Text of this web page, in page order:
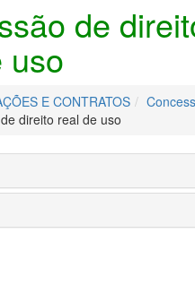
de
uso
E CONTRATOS
direito real de uso